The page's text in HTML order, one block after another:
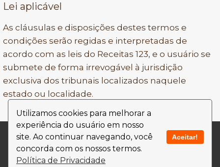
Utilizamos cookies para melhorar a
experiência do usuário em nosso
site. Ao continuar navegando, você
concorda com os nossos termos.
Política de Privacidade
Aceitar!
Lei aplicável
As cláusulas e disposições destes termos e
condições serão regidas e interpretadas de
acordo com as leis do Receitas 123, e o usuário se
submete de forma irrevogável à jurisdição
exclusiva dos tribunais localizados naquele
estado ou localidade.
Contato
Termos de Uso
Política de Privacidade